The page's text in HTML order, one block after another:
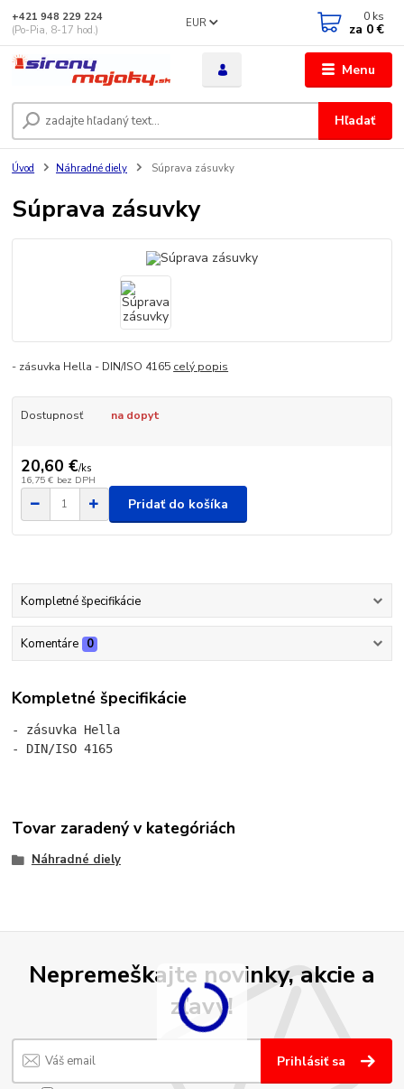
Menu
EUR
Hľadať
+421 948 229 224
(Po-Pia, 8-17 hod.)
0 ks
za 0 €
Úvod Náhradné diely Súprava zásuvky
Súprava zásuvky
- zásuvka Hella - DIN/ISO 4165 celý popis
Dostupnosť na dopyt
20,60 €/ks
16,75 € bez DPH
Pridať do košíka
Kompletné špecifikácie
Komentáre 0
Kompletné špecifikácie
- zásuvka Hella
- DIN/ISO 4165
Tovar zaradený v kategóriách
Náhradné diely
Nepremeškajte novinky, akcie a
zľavy!
Prihlásiť sa